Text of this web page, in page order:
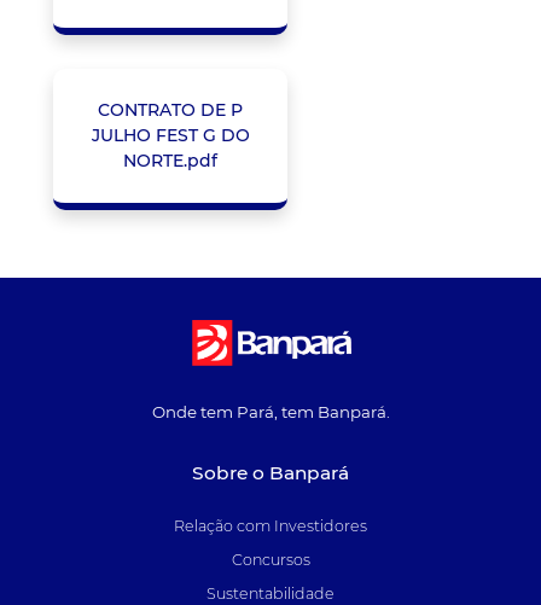
CONTRATO DE P
JULHO FEST G DO
NORTE.pdf
Onde tem Pará, tem Banpará.
Sobre o Banpará
Relação com Investidores
Concursos
Sustentabilidade